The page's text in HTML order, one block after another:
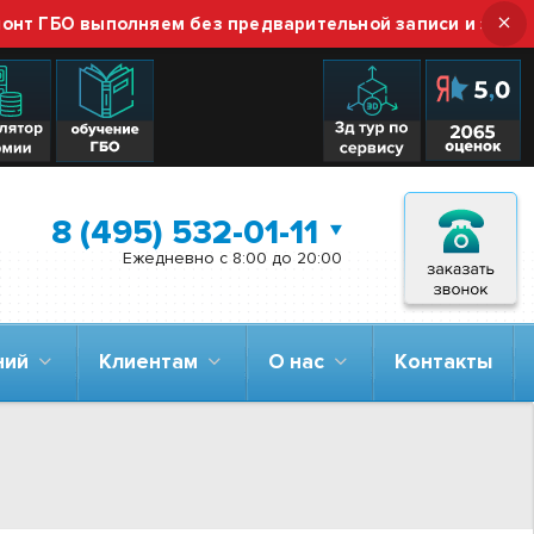
ГБО выполняем без предварительной записи и звонка
×
8 (495) 532-01-11
Ежедневно с 8:00 до 20:00
Клиентам О нас Контакты